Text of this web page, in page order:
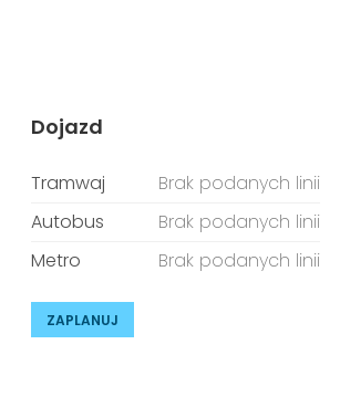
Dojazd
Tramwaj
Brak podanych linii
Autobus
Brak podanych linii
Metro
Brak podanych linii
ZAPLANUJ